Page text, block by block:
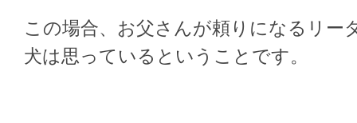
この場合、お父さんが頼りになるリー
犬は思っているということです。